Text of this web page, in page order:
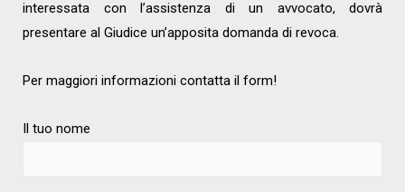
interessata con l’assistenza di un avvocato, dovrà
presentare al Giudice un’apposita domanda di revoca.
Per maggiori informazioni contatta il form!
Il tuo nome